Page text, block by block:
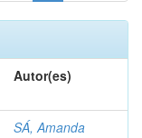
Autor(es)
SÁ, Amanda